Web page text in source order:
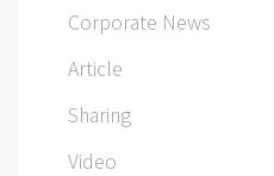
Corporate News
Article
Sharing
Video